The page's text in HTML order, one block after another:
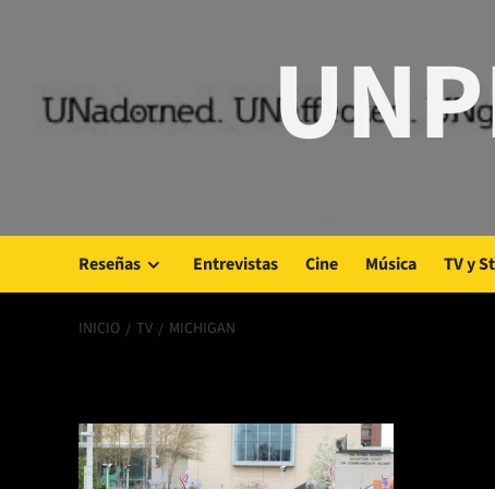
Reseñas Entrevistas Cine Música TV y
INICIO TV MICHIGAN